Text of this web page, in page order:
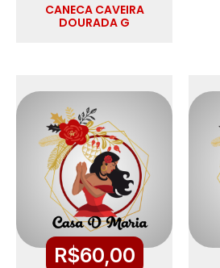
CANECA CAVEIRA
DOURADA G
R$60,00